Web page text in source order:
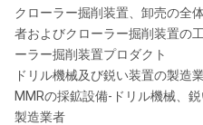
クローラー掘削装置、卸売の全
者およびクローラー掘削装置の
ーラー掘削装置プロダクト
ドリル機械及び鋭い装置の製造
MMRの採鉱設備-ドリル機械、
製造業者